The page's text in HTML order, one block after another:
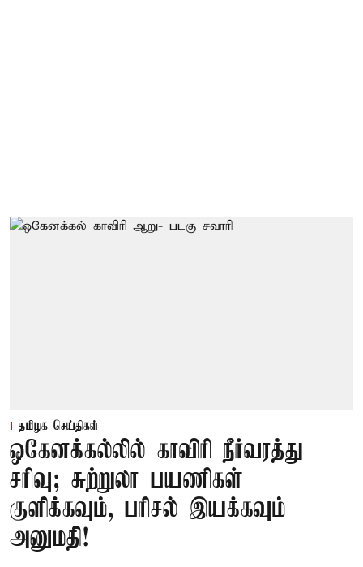
தமிழக செய்திகள்
ஒகேனக்கல்லில் காவிரி நீர்வரத்து
சரிவு; சுற்றுலா பயணிகள்
குளிக்கவும், பரிசல் இயக்கவும்
அனுமதி!